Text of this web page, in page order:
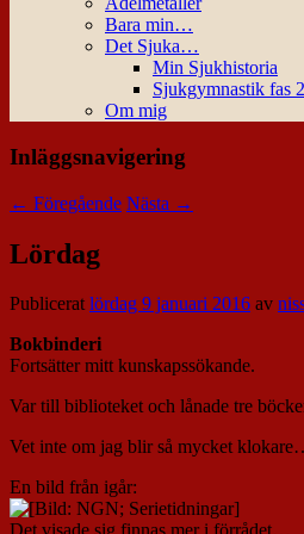
Bara min…
Det Sjuka…
Min Sjukhistoria
Sjukgymnastik fas
Om mig
Inläggsnavigering
← Föregående Nästa →
Lördag
Publiceratlördag 9 januari 2016 av
Bokbinderi
Fortsätter mitt kunskapssökande.
Var till biblioteket och lånade tre
Vet inte om jag blir så mycket
En bild från igår: